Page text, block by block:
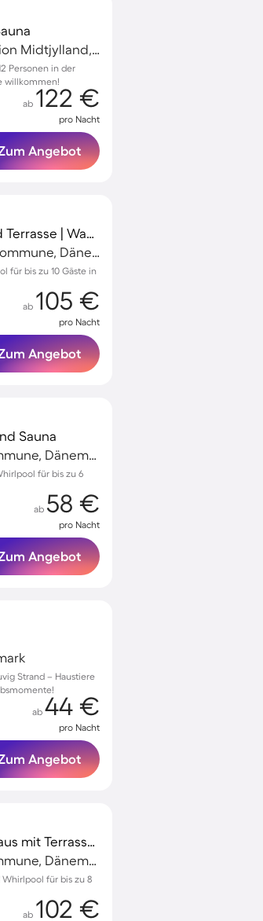
Ringkøbing-Skjern Kommune, Region Midtjylland, Dänemark
Personen in der
willkommen!
ab 122 €
pro Nacht
Angebot
Ferienhaus mit Sauna, Whirlpool und Terrasse | Wasserblick
Hvide Sande, Ringkøbing-Skjern Kommune, Dänemark
für bis zu 10 Gäste in
ab 105 €
pro Nacht
Angebot
Sauna
Søndervig, Ringkøbing-Skjern Kommune, Dänemark
für bis zu 6
ab 58 €
pro Nacht
Angebot
Strand – Haustiere
ab 44 €
pro Nacht
Angebot
Voll ausgestattetes schönes Ferienhaus mit Terrasse und Whirlpool | Haustiere sind willkommen
Søndervig, Ringkøbing-Skjern Kommune, Dänemark
für bis zu 8
ab 102 €